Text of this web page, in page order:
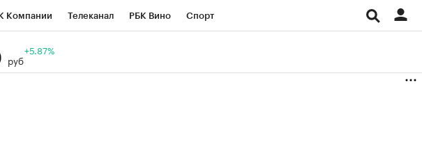
Компании Телеканал РБК Вино Спорт
проекты
руб
+5.87%